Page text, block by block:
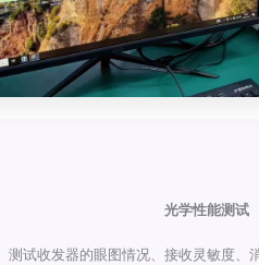
光学性能测试
测试收发器的眼图情况、接收灵敏度、